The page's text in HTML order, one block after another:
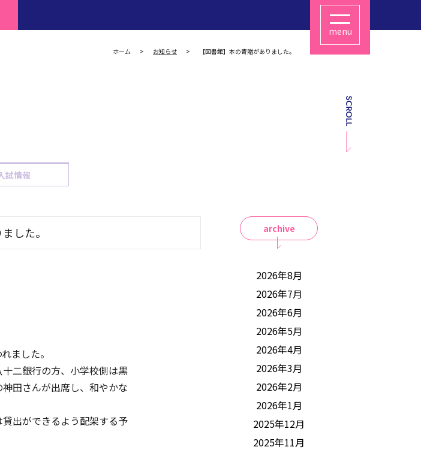
menu
ホーム お知らせ 【図書館】本の寄贈がありました。
試情報
した。
ました。
二銀行の方、小学校側は黒
田さんが出席し、和やかな
出ができるよう配架する予
archive
2026年8月
2026年7月
2026年6月
2026年5月
2026年4月
2026年3月
2026年2月
2026年1月
2025年12月
2025年11月